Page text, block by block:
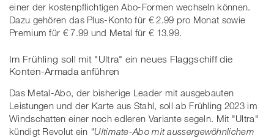
einer der kostenpflichtigen Abo-Formen wechseln können.
Dazu gehören das Plus-Konto für € 2.99 pro Monat sowie
Premium für € 7.99 und Metal für € 13.99.
Im Frühling soll mit "Ultra" ein neues Flaggschiff die
Konten-Armada anführen
Das Metal-Abo, der bisherige Leader mit ausgebauten
Leistungen und der Karte aus Stahl, soll ab Frühling 2023 im
Windschatten einer noch edleren Variante segeln. Mit "Ultra"
kündigt Revolut ein "Ultimate-Abo mit aussergewöhnlichem